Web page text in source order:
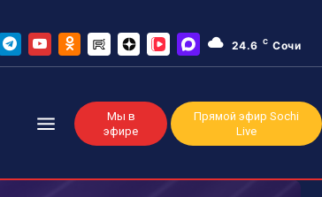
24.6 C Сочи
Мы в
эфире
Прямой эфир Sochi
Live